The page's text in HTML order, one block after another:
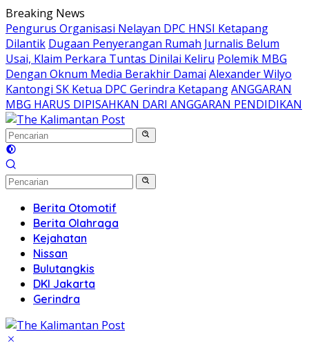
Langsung
ke
konten
Breaking News
Pengurus Organisasi Nelayan DPC HNSI Ketapang
Dilantik Dugaan Penyerangan Rumah Jurnalis Belum
Usai, Klaim Perkara Tuntas Dinilai Keliru Polemik MBG
Dengan Oknum Media Berakhir Damai Alexander Wilyo
Kantongi SK Ketua DPC Gerindra KetapangANGGARAN
MBG HARUS DIPISAHKAN DARI ANGGARAN PENDIDIKAN
Berita Otomotif
Berita Olahraga
Kejahatan
Nissan
Bulutangkis
DKI Jakarta
Gerindra